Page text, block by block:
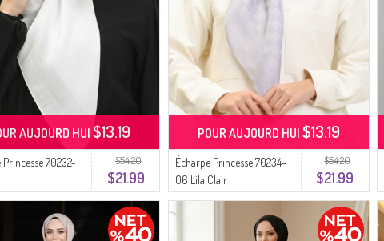
$54.20
$21.99
Princesse 70232-
AUJOURD HUI$13.19
$54.20
$21.99
Écharpe Princesse 70234-
06 Lila Clair
POUR AUJOURD HUI $13.19